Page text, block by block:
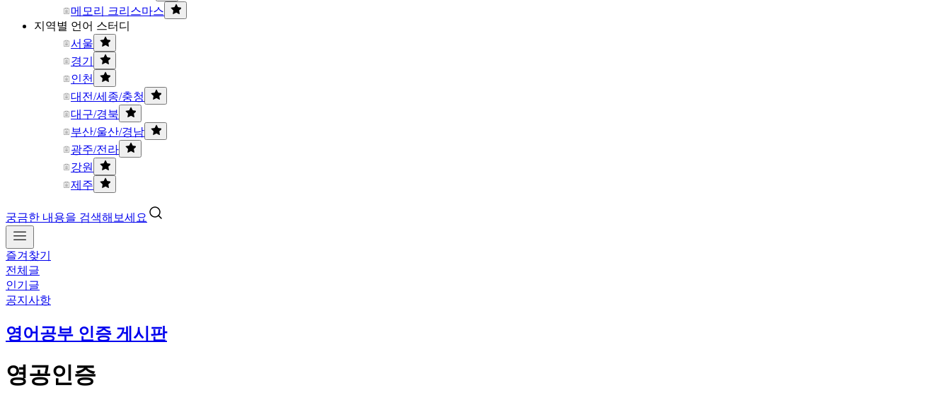
메모리 크리스마스
지역별 언어 스터디
서울
경기
인천
대전/세종/충청
대구/경북
부산/울산/경남
광주/전라
강원
제주
궁금한 내용을 검색해보세요
즐겨찾기
전체글
인기글
공지사항
영어공부 인증 게시판
영공인증